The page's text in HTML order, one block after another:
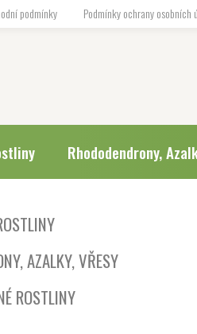
podmínky Podmínky ochrany osobních
Rhododendrony,
AZALKY, VŘESY
ROSTLINY